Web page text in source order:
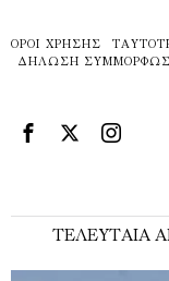
ΌΡΟΙ ΧΡΉΣΗΣ
ΔΉΛΩΣΗ
ΤΕΛΕΥΤΑΊΑ